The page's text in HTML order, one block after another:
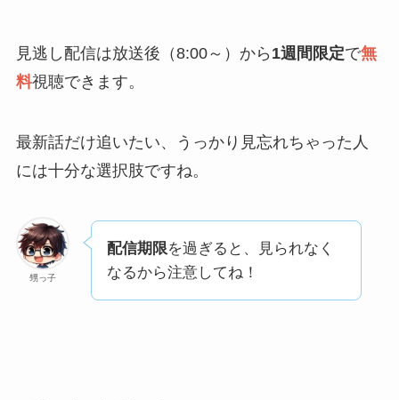
見逃し配信は放送後（8:00～）から 1週間限定で無
料視聴できます。
最新話だけ追いたい、うっかり見忘れちゃった人
には十分な選択肢ですね。
甥っ子
配信期限を過ぎると、見られなく
なるから注意してね！